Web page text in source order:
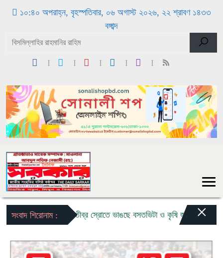
১০:৪০ অপরাহ্ন, বৃহস্পতিবার, ০৬ অগাস্ট ২০২৬, ২২ শ্রাবণ ১৪৩৩
বঙ্গাব্দ
সংবাদ শিরোনাম :বন্যার তীব্র স্রোতে ভাঙছে বসতভিটা ও কৃষি জমি: ৩ কন্যা ও ১
×